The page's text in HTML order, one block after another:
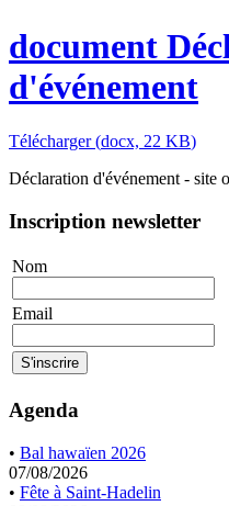
document
d'événement
Télécharger(docx, 22 KB)
Déclaration d'événement - site
Inscription newsletter
Nom
Email
Agenda
• Bal hawaïen 2026
07/08/2026
• Fête à Saint-Hadelin